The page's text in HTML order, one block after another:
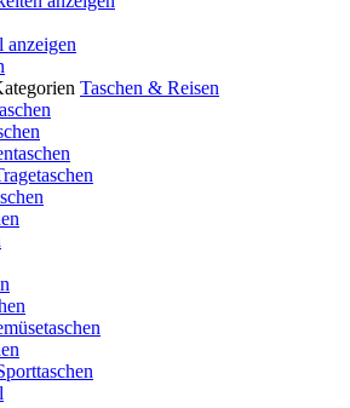
Taschen & Reisen